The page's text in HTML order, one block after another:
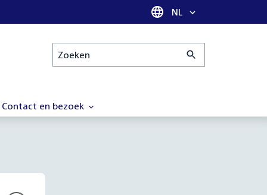
Taal selectie
NL
Zoeken
Contact en bezoek